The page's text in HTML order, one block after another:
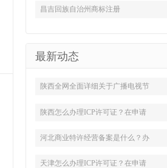
昌吉回族自治州商标注册
最新动态
陕西全网全面详细关于广播电视节
陕西怎么办理ICP许可证？在申请
河北商业特许经营备案是什么？办
天津怎么办理ICP许可证？在申请